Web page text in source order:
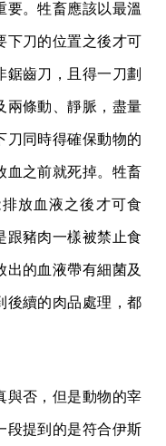
要。牲畜應該以最溫
下刀的位置之後才可
鋸齒刀，且得一刀劃
兩條動、靜脈，盡量
刀同時得確保動物的
血之前就死掉。牲畜
放血液之後才可食
跟豬肉一樣被禁止食
出的血液帶有細菌及
後續的肉品處理，都
與否，但是動物的宰
段提到的是符合伊斯